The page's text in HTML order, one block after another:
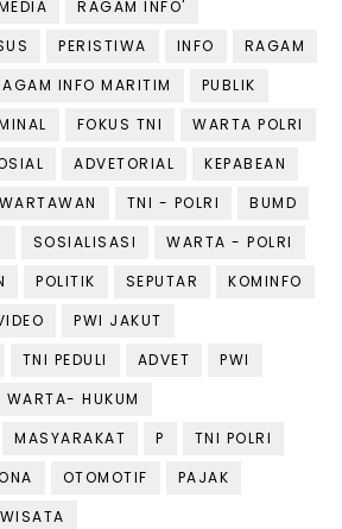
RAGAM INFO'
PERISTIWA INFO
RAGAM
INFO MARITIM
PUBLIK
FOKUS TNI
WARTA POLRI
ADVETORIAL
KEPABEAN
TNI - POLRI
BUMD
SOSIALISASI
WARTA - POLRI
POLITIK SEPUTAR
KOMINFO
PWI JAKUT
TNI PEDULI ADVET
PWI
WARTA- HUKUM
MASYARAKAT P
TNI POLRI
OTOMOTIF
PAJAK
WISATA